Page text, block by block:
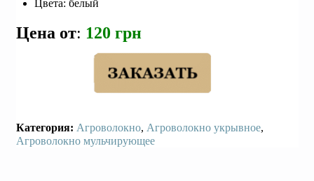
Цвета: белый
Цена от: 120 грн
Категория: Агроволокно, Агроволокно укрывное,
Агроволокно мульчирующее